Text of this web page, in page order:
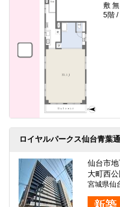
敷
5階 /
ロイヤルパークス仙台青葉通
仙台市
大町西
宮城県仙